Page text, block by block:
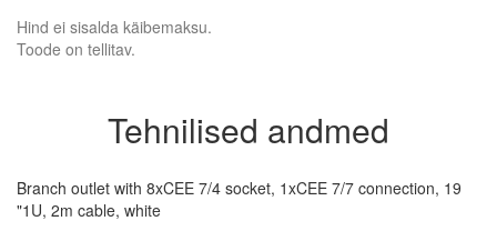
Hind ei sisalda käibemaksu.
Toode on tellitav.
Tehnilised andmed
Branch outlet with 8xCEE 7/4 socket, 1xCEE 7/7 connection, 19
"1U, 2m cable, white